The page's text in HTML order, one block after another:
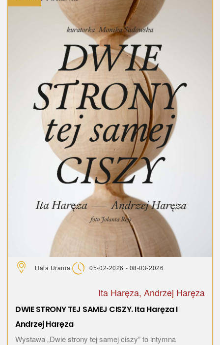
Hala Urania 05-02-2026 - 08-03-2026
Ita Haręza, Andrzej Haręza
DWIE STRONY TEJ SAMEJ CISZY. Ita Haręza I
Andrzej Haręza
Wystawa „Dwie strony tej samej ciszy” to intymna